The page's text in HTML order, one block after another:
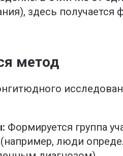
здесь
метод
Формируется группа
люди